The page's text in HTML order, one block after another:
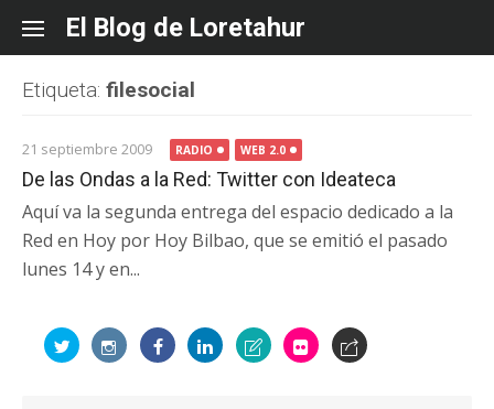
content
El Blog de Loretahur
Etiqueta: filesocial
21 septiembre 2009 RADIO WEB 2.0
De las Ondas a la Red: Twitter con Ideateca
Aquí va la segunda entrega del espacio dedicado a la
Red en Hoy por Hoy Bilbao, que se emitió el pasado
lunes 14 y en...